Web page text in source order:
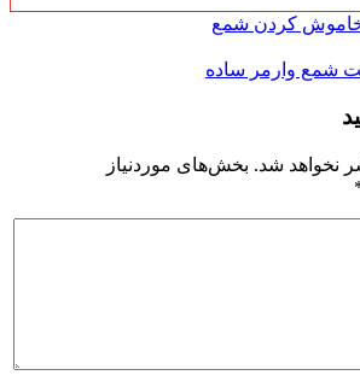
کردن شمع
شمع وارمر ساده
نخواهد شد. بخش‌های موردنیاز